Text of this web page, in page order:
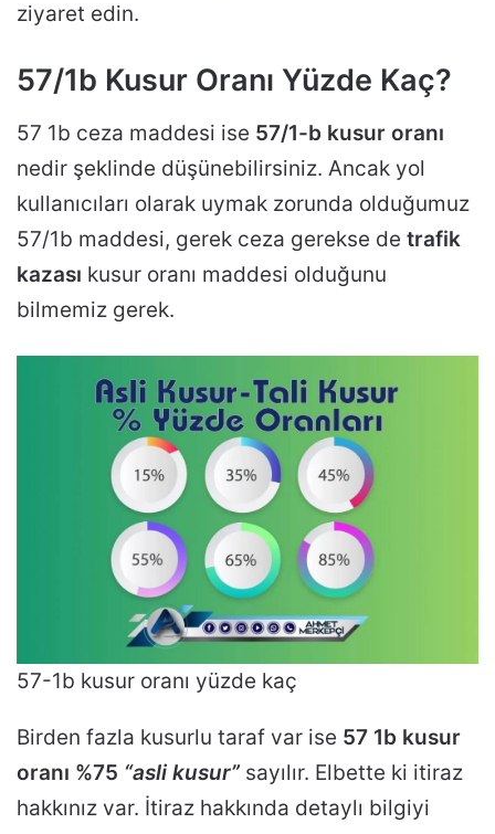
ziyaret edin.
57/1b Kusur Oranı Yüzde Kaç?
57 1b ceza maddesi ise 57/1-b kusur oranı
nedir şeklinde düşünebilirsiniz. Ancak yol
kullanıcıları olarak uymak zorunda olduğumuz
57/1b maddesi, gerek ceza gerekse de trafik
kazası kusur oranı maddesi olduğunu
bilmemiz gerek.
57-1b kusur oranı yüzde kaç
Birden fazla kusurlu taraf var ise 57 1b kusur
oranı %75 “asli kusur” sayılır. Elbette ki itiraz
hakkınız var. İtiraz hakkında detaylı bilgiyi